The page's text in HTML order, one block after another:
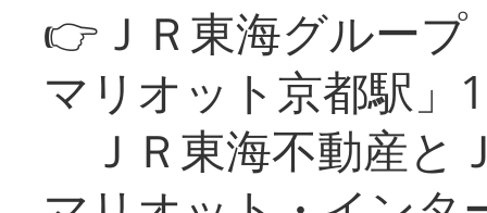
👉ＪＲ東海グルー
マリオット京都駅」
ＪＲ東海不動産と